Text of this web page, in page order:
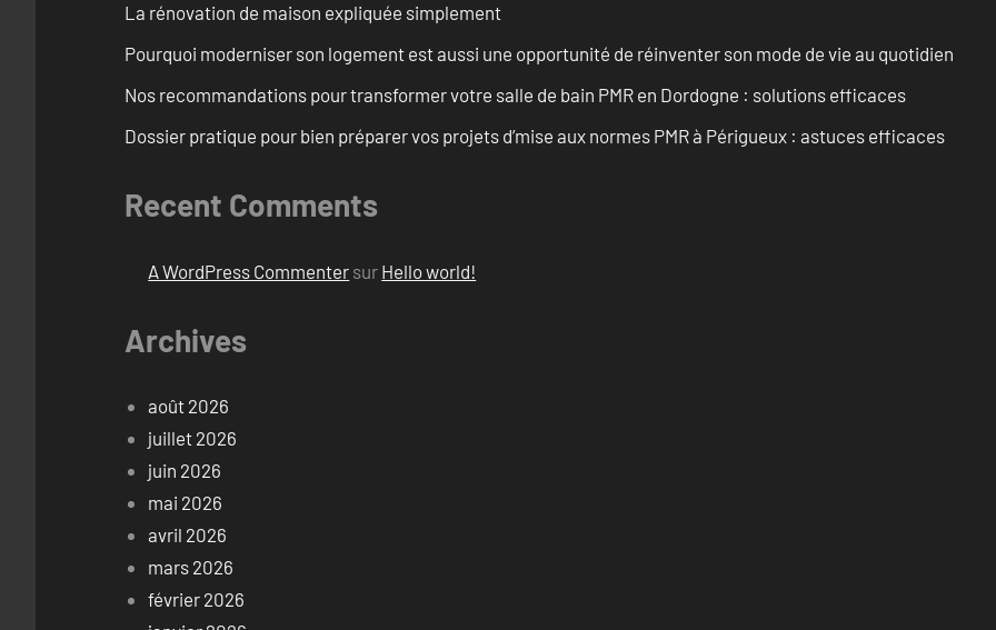
La rénovation de maison expliquée simplement
Pourquoi moderniser son logement est aussi une opportunité de réinventer son mode de vie au quotidien
Nos recommandations pour transformer votre salle de bain PMR en Dordogne : solutions efficaces
Dossier pratique pour bien préparer vos projets d’mise aux normes PMR à Périgueux : astuces efficaces
Recent Comments
A WordPress Commenter sur Hello world!
Archives
août 2026
juillet 2026
juin 2026
mai 2026
avril 2026
mars 2026
février 2026